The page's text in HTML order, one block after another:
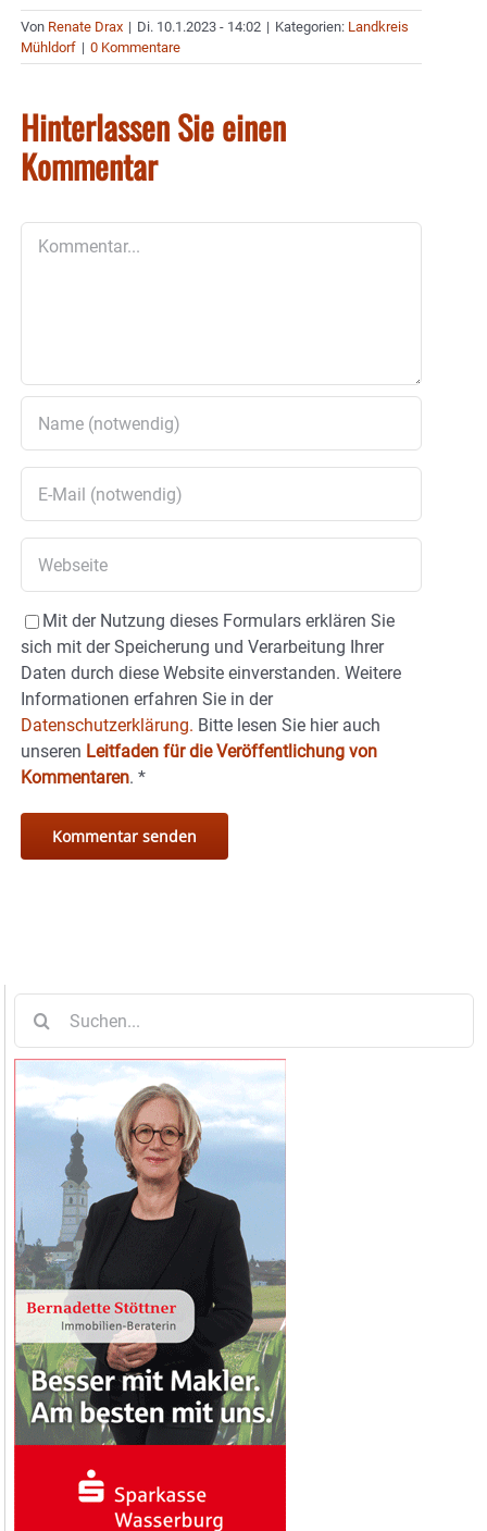
Von Renate Drax | Di. 10.1.2023 - 14:02 | Kategorien: Landkreis
Mühldorf | 0 Kommentare
Hinterlassen Sie einen
Kommentar
Mit der Nutzung dieses Formulars erklären Sie
sich mit der Speicherung und Verarbeitung Ihrer
Daten durch diese Website einverstanden. Weitere
Informationen erfahren Sie in der
Datenschutzerklärung. Bitte lesen Sie hier auch
unseren Leitfaden für die Veröffentlichung von
Kommentaren. *
nach: